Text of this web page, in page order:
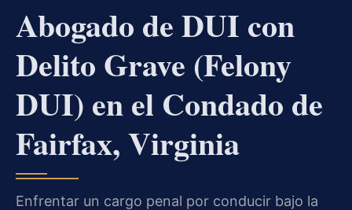
Abogado de DUI con
Delito Grave (Felony
DUI) en el Condado de
Fairfax, Virginia
Enfrentar un cargo penal por conducir bajo la